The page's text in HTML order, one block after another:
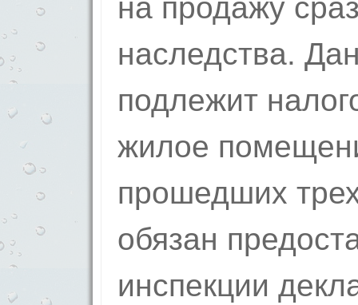
на продажу
наследства.
подлежит
жилое
прошедших
обязан
инспекции